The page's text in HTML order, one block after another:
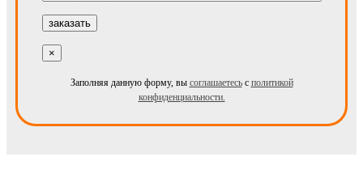
×
Заполняя данную форму, вы соглашаетесьс политикой
конфиденциальности.